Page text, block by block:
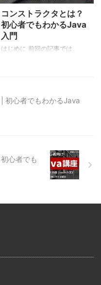
す。 例えば、同じような機能
のメソッドで引数にint型と
double型があるとします。オ
ーバーロードを使わない場合
は、それぞれ違うメソッド名
ロードを使う場 ...
コンストラクタとは？
初心者でもわかるJava
入門
はじめに 前回の記事では、
は コンストラクタとは、オブ
Sample()」とSampleクラスの
オブジェクトを生成するタイ
ミングでコンストラクタは動
作します。 コンストラクタ
初心者でもわかるJava
心者でも